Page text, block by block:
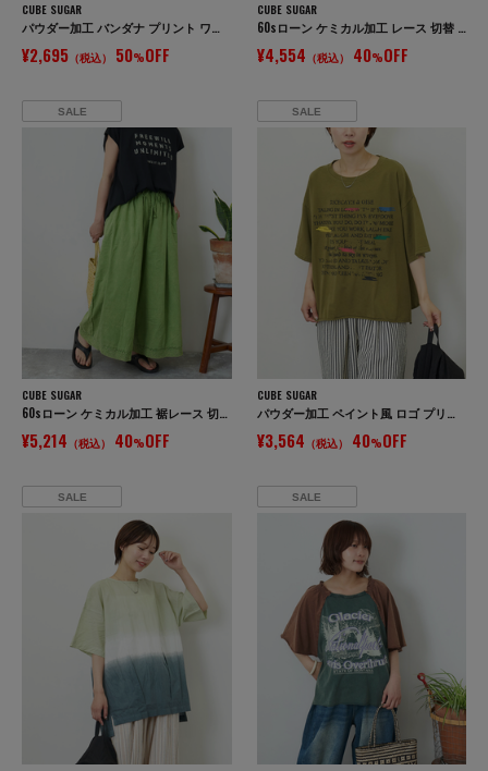
CUBE SUGAR
パウダー加工 バンダナ プリント ワイド Tシャツ
¥2,695 （税込） 50%OFF
CUBE SUGAR
60sローン ケミカル加工 レース 切替 ドルマン シャツ
¥4,554 （税込） 40%OFF
SALE
CUBE SUGAR
60sローン ケミカル加工 裾レース 切替 ギャザー パンツ
¥5,214 （税込） 40%OFF
SALE
CUBE SUGAR
パウダー加工 ペイント風 ロゴ プリント Tシャツ
¥3,564 （税込） 40%OFF
SALE SALE